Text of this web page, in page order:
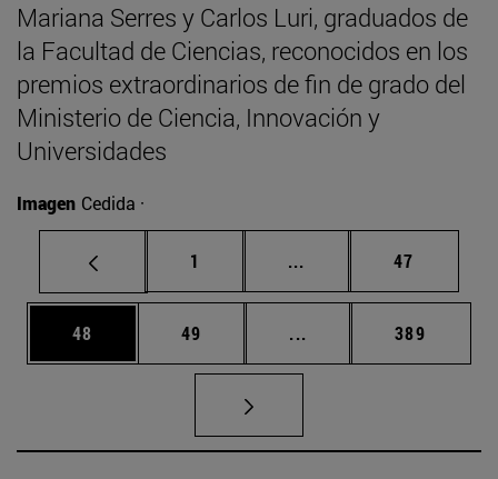
Mariana Serres y Carlos Luri, graduados de
la Facultad de Ciencias, reconocidos en los
premios extraordinarios de fin de grado del
Ministerio de Ciencia, Innovación y
Universidades
Imagen Cedida ·
Página
1 ... Páginas intermedias
Página
47
Página
48 Página
49 ... Páginas intermedias
Página
389